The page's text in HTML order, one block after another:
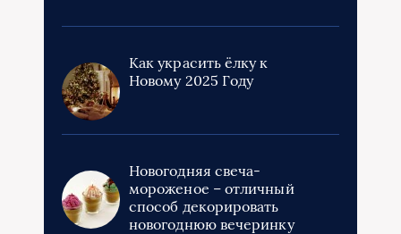
Как украсить ёлку к
Новому 2025 Году
Новогодняя свеча-
мороженое – отличный
способ декорировать
новогоднюю вечеринку